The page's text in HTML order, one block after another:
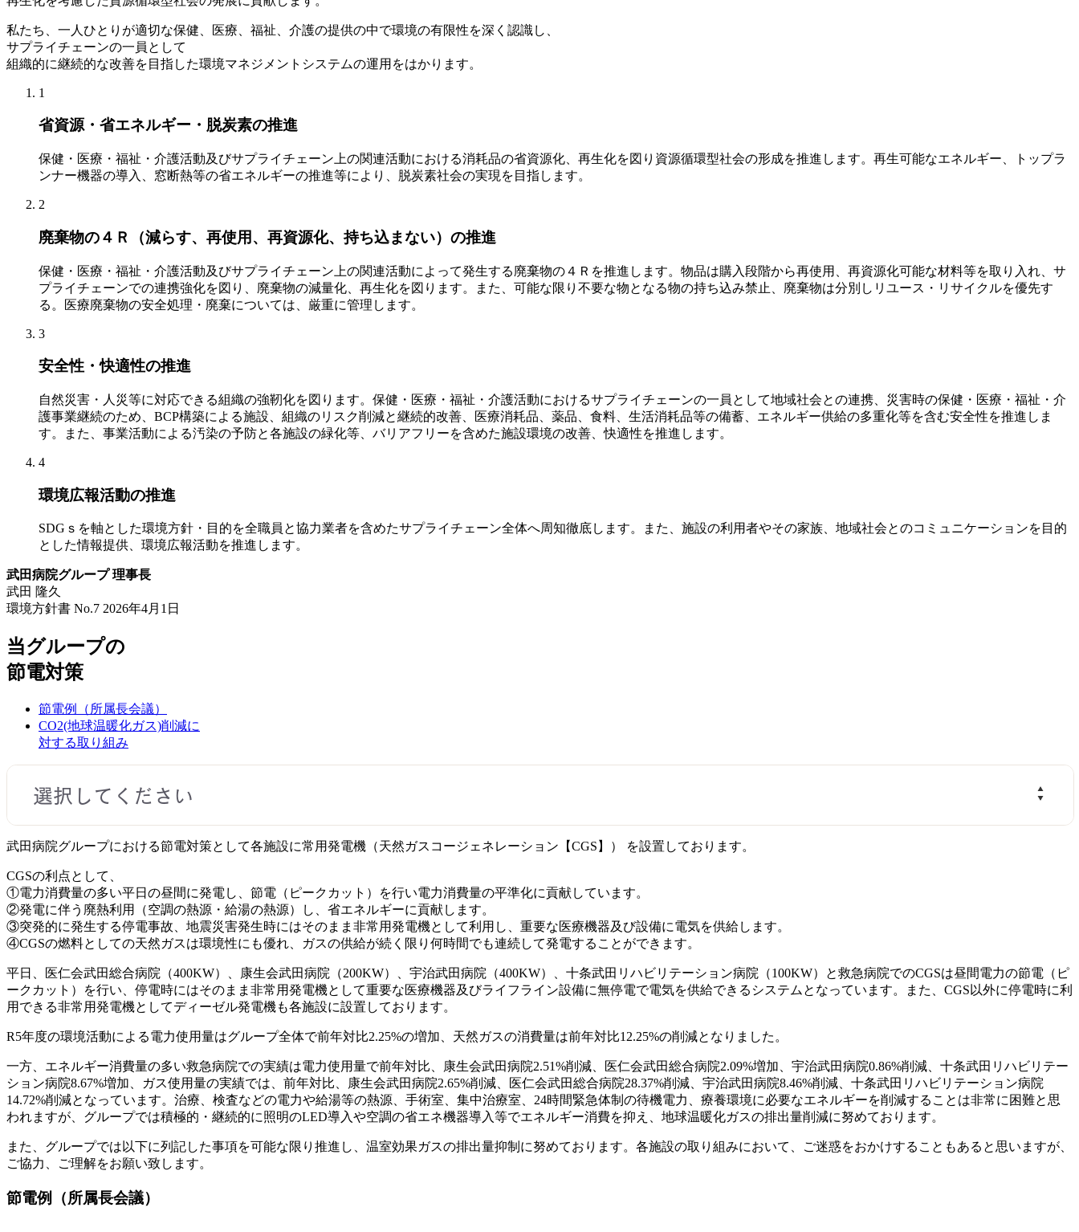
私たち、一人ひとりが適切な保健、医療、福祉、介護の提供の中で環境の有限性を深く認識し、
サプライチェーンの一員として
組織的に継続的な改善を目指した環境マネジメントシステムの運用をはかります。
1
省資源・省エネルギー・脱炭素の推進
保健・医療・福祉・介護活動及びサプライチェーン上の関連活動における消耗品の省資源化、再生化を図り資源循環型社会の形成を推進します。再生可能なエネルギー、トップラ
ンナー機器の導入、窓断熱等の省エネルギーの推進等により、脱炭素社会の実現を目指します。
2
廃棄物の４Ｒ（減らす、再使用、再資源化、持ち込まない）の推進
保健・医療・福祉・介護活動及びサプライチェーン上の関連活動によって発生する廃棄物の４Ｒを推進します。物品は購入段階から再使用、再資源化可能な材料等を取り入れ、サ
プライチェーンでの連携強化を図り、廃棄物の減量化、再生化を図ります。また、可能な限り不要な物となる物の持ち込み禁止、廃棄物は分別しリユース・リサイクルを優先す
る。医療廃棄物の安全処理・廃棄については、厳重に管理します。
3
安全性・快適性の推進
自然災害・人災等に対応できる組織の強靭化を図ります。保健・医療・福祉・介護活動におけるサプライチェーンの一員として地域社会との連携、災害時の保健・医療・福祉・介
護事業継続のため、BCP構築による施設、組織のリスク削減と継続的改善、医療消耗品、薬品、食料、生活消耗品等の備蓄、エネルギー供給の多重化等を含む安全性を推進しま
す。また、事業活動による汚染の予防と各施設の緑化等、バリアフリーを含めた施設環境の改善、快適性を推進します。
4
環境広報活動の推進
SDGｓを軸とした環境方針・目的を全職員と協力業者を含めたサプライチェーン全体へ周知徹底します。また、施設の利用者やその家族、地域社会とのコミュニケーションを目的
とした情報提供、環境広報活動を推進します。
武田病院グループ 理事長
武田 隆久
環境方針書 No.7 2026年4月1日
当グループの
節電対策
節電例（所属長会議）
CO2(地球温暖化ガス)削減に
対する取り組み
武田病院グループにおける節電対策として各施設に常用発電機（天然ガスコージェネレーション【CGS】） を設置しております。
CGSの利点として、
①電力消費量の多い平日の昼間に発電し、節電（ピークカット）を行い電力消費量の平準化に貢献しています。
②発電に伴う廃熱利用（空調の熱源・給湯の熱源）し、省エネルギーに貢献します。
③突発的に発生する停電事故、地震災害発生時にはそのまま非常用発電機として利用し、重要な医療機器及び設備に電気を供給します。
④CGSの燃料としての天然ガスは環境性にも優れ、ガスの供給が続く限り何時間でも連続して発電することができます。
平日、医仁会武田総合病院（400KW）、康生会武田病院（200KW）、宇治武田病院（400KW）、十条武田リハビリテーション病院（100KW）と救急病院でのCGSは昼間電力の節電（ピ
ークカット）を行い、停電時にはそのまま非常用発電機として重要な医療機器及びライフライン設備に無停電で電気を供給できるシステムとなっています。また、CGS以外に停電時に利
用できる非常用発電機としてディーゼル発電機も各施設に設置しております。
R5年度の環境活動による電力使用量はグループ全体で前年対比2.25%の増加、天然ガスの消費量は前年対比12.25%の削減となりました。
一方、エネルギー消費量の多い救急病院での実績は電力使用量で前年対比、康生会武田病院2.51%削減、医仁会武田総合病院2.09%増加、宇治武田病院0.86%削減、十条武田リハビリテー
ション病院8.67%増加、ガス使用量の実績では、前年対比、康生会武田病院2.65%削減、医仁会武田総合病院28.37%削減、宇治武田病院8.46%削減、十条武田リハビリテーション病院
14.72%削減となっています。治療、検査などの電力や給湯等の熱源、手術室、集中治療室、24時間緊急体制の待機電力、療養環境に必要なエネルギーを削減することは非常に困難と思
われますが、グループでは積極的・継続的に照明のLED導入や空調の省エネ機器導入等でエネルギー消費を抑え、地球温暖化ガスの排出量削減に努めております。
また、グループでは以下に列記した事項を可能な限り推進し、温室効果ガスの排出量抑制に努めております。各施設の取り組みにおいて、ご迷惑をおかけすることもあると思いますが、
ご協力、ご理解をお願い致します。
節電例（所属長会議）